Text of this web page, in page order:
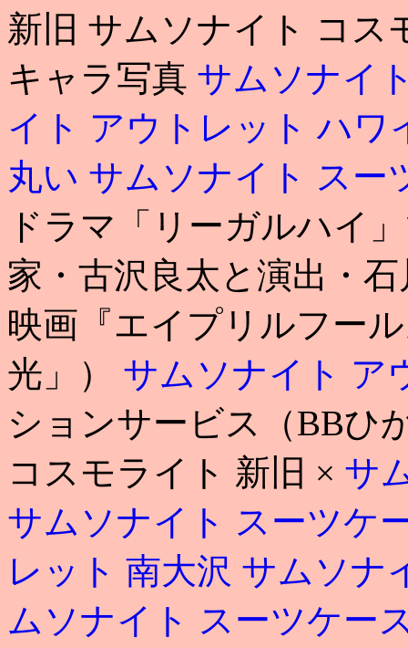
新旧 サムソナイト コス
キャラ写真 サムソナイ
イト アウトレット ハワ
丸い サムソナイト スー
ドラマ「リーガルハイ
家・古沢良太と演出・
映画『エイプリルフー
光」） サムソナイト ア
ションサービス（BBひ
コスモライト 新旧 × サ
サムソナイト スーツケ
レット 南大沢 サムソナ
ムソナイト スーツケー